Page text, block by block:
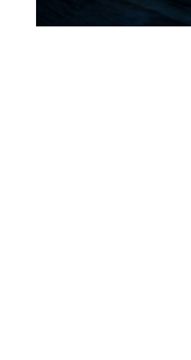
रिलेशनशिप